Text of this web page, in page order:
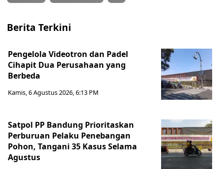
Berita Terkini
Pengelola Videotron dan Padel
Cihapit Dua Perusahaan yang
Berbeda
Kamis, 6 Agustus 2026, 6:13 PM
Satpol PP Bandung Prioritaskan
Perburuan Pelaku Penebangan
Pohon, Tangani 35 Kasus Selama
Agustus